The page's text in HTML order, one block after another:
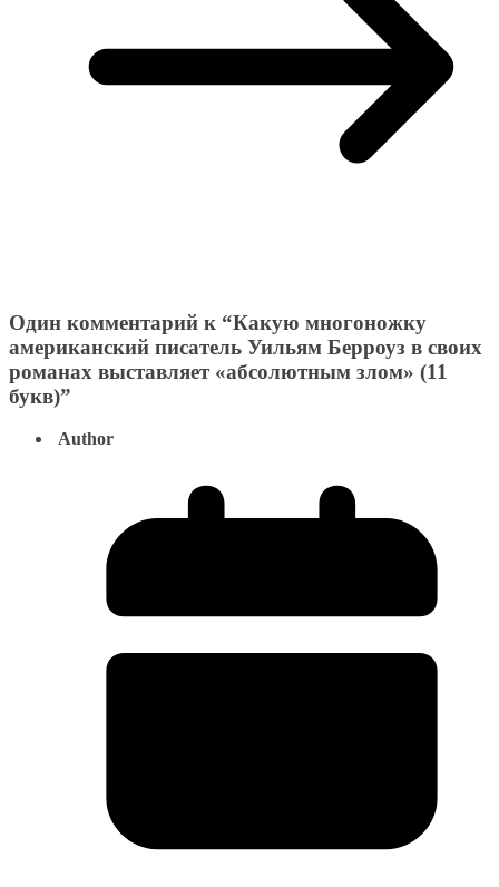
Один комментарий к “Какую многоножку
американский писатель Уильям Берроуз в своих
романах выставляет «абсолютным злом» (11
букв)”
Author